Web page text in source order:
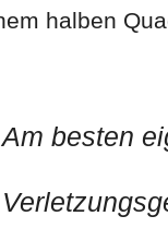
halben
Am besten